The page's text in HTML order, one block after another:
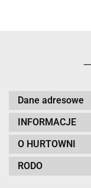
Dane adresowe
INFORMACJE
O HURTOWNI
RODO